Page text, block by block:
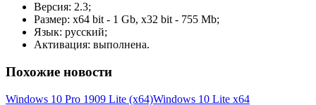
Версия: 2.3;
Размер: x64 bit - 1 Gb, x32 bit - 755 Mb;
Язык: русский;
Активация: выполнена.
Похожие новости
Windows 10 Pro 1909 Lite (x64)Windows 10 Lite x64